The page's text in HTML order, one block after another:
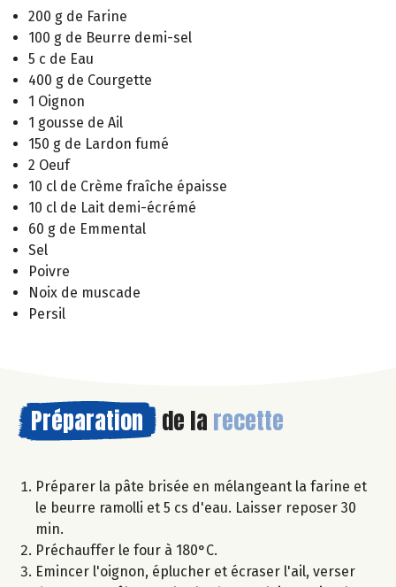
200 g de Farine
100 g de Beurre demi-sel
5 c de Eau
400 g de Courgette
1 Oignon
1 gousse de Ail
150 g de Lardon fumé
2 Oeuf
10 cl de Crème fraîche épaisse
10 cl de Lait demi-écrémé
60 g de Emmental
Sel
Poivre
Noix de muscade
Persil
Préparation de la recette
Préparer la pâte brisée en mélangeant la farine et
le beurre ramolli et 5 cs d'eau. Laisser reposer 30
min.
Préchauffer le four à 180°C.
Emincer l'oignon, éplucher et écraser l'ail, verser